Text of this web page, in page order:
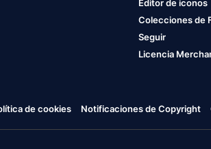
Editor de iconos
Colecciones de
Seguir
Licencia
de cookies Notificaciones de Copyright